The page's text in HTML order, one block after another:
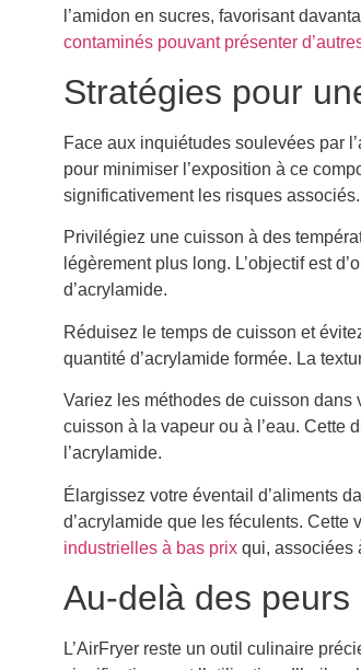
l’amidon en sucres, favorisant
contaminés pouvant présenter
Stratégies pour
Face aux inquiétudes soulevées par
pour minimiser l’exposition à ce
significativement les risques associés.
Privilégiez une cuisson à des
légèrement plus long. L’objectif est
d’acrylamide.
Réduisez le temps de cuisson et
quantité d’acrylamide formée. La
Variez les méthodes de cuisson dans
cuisson à la vapeur ou à l’eau. Cette
l’acrylamide.
Élargissez votre éventail d’aliments
d’acrylamide que les féculents.
industrielles à bas prix qui, associées
Au-delà des peurs
L’AirFryer reste un outil culinaire